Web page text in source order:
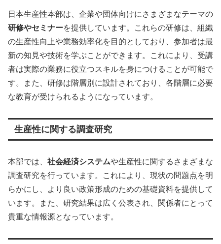
日本生産性本部は、企業や団体向けにさまざまなテーマの
研修やセミナーを提供しています。これらの研修は、組織
の生産性向上や業務効率化を目的としており、参加者は最
新の知見や技術を学ぶことができます。これにより、受講
者は実際の業務に役立つスキルを身につけることが可能で
す。また、研修は階層別に設計されており、各階層に必要
な教育が受けられるようになっています。
生産性に関する調査研究
本部では、 社会経済システムや生産性に関するさまざまな
調査研究を行っています。これにより、現状の問題点を明
らかにし、より良い政策形成のための基礎資料を提供して
います。また、研究結果は広く公表され、関係者にとって
貴重な情報源となっています。